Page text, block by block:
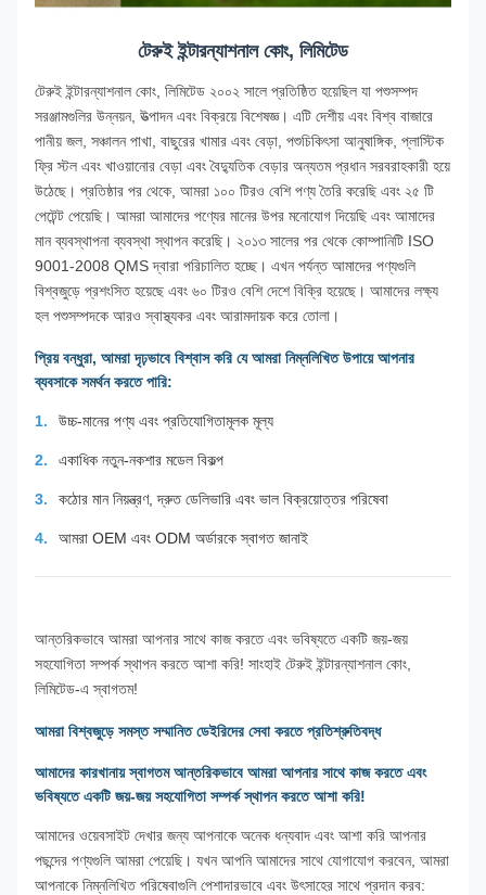
টেরুই ইন্টারন্যাশনাল কোং, লিমিটেড
টেরুই ইন্টারন্যাশনাল কোং, লিমিটেড ২০০২ সালে প্রতিষ্ঠিত হয়েছিল যা পশুসম্পদ
সরঞ্জামগুলির উন্নয়ন, উত্পাদন এবং বিক্রয়ে বিশেষজ্ঞ। এটি দেশীয় এবং বিশ্ব বাজারে
পানীয় জল, সঞ্চালন পাখা, বাছুরের খামার এবং বেড়া, পশুচিকিৎসা আনুষাঙ্গিক, প্লাস্টিক
ফ্রি স্টল এবং খাওয়ানোর বেড়া এবং বৈদ্যুতিক বেড়ার অন্যতম প্রধান সরবরাহকারী হয়ে
উঠেছে। প্রতিষ্ঠার পর থেকে, আমরা ১০০ টিরও বেশি পণ্য তৈরি করেছি এবং ২৫ টি
পেটেন্ট পেয়েছি। আমরা আমাদের পণ্যের মানের উপর মনোযোগ দিয়েছি এবং আমাদের
মান ব্যবস্থাপনা ব্যবস্থা স্থাপন করেছি। ২০১৩ সালের পর থেকে কোম্পানিটি ISO
9001-2008 QMS দ্বারা পরিচালিত হচ্ছে। এখন পর্যন্ত আমাদের পণ্যগুলি
বিশ্বজুড়ে প্রশংসিত হয়েছে এবং ৬০ টিরও বেশি দেশে বিক্রি হয়েছে। আমাদের লক্ষ্য
হল পশুসম্পদকে আরও স্বাস্থ্যকর এবং আরামদায়ক করে তোলা।
প্রিয় বন্ধুরা, আমরা দৃঢ়ভাবে বিশ্বাস করি যে আমরা নিম্নলিখিত উপায়ে আপনার
ব্যবসাকে সমর্থন করতে পারি:
উচ্চ-মানের পণ্য এবং প্রতিযোগিতামূলক মূল্য
একাধিক নতুন-নকশার মডেল বিকল্প
কঠোর মান নিয়ন্ত্রণ, দ্রুত ডেলিভারি এবং ভাল বিক্রয়োত্তর পরিষেবা
আমরা OEM এবং ODM অর্ডারকে স্বাগত জানাই
আন্তরিকভাবে আমরা আপনার সাথে কাজ করতে এবং ভবিষ্যতে একটি জয়-জয়
সহযোগিতা সম্পর্ক স্থাপন করতে আশা করি! সাংহাই টেরুই ইন্টারন্যাশনাল কোং,
লিমিটেড-এ স্বাগতম!
আমরা বিশ্বজুড়ে সমস্ত সম্মানিত ডেইরিদের সেবা করতে প্রতিশ্রুতিবদ্ধ
আমাদের কারখানায় স্বাগতম আন্তরিকভাবে আমরা আপনার সাথে কাজ করতে এবং
ভবিষ্যতে একটি জয়-জয় সহযোগিতা সম্পর্ক স্থাপন করতে আশা করি!
আমাদের ওয়েবসাইট দেখার জন্য আপনাকে অনেক ধন্যবাদ এবং আশা করি আপনার
পছন্দের পণ্যগুলি আমরা পেয়েছি। যখন আপনি আমাদের সাথে যোগাযোগ করবেন, আমরা
আপনাকে নিম্নলিখিত পরিষেবাগুলি পেশাদারভাবে এবং উৎসাহের সাথে প্রদান করব: